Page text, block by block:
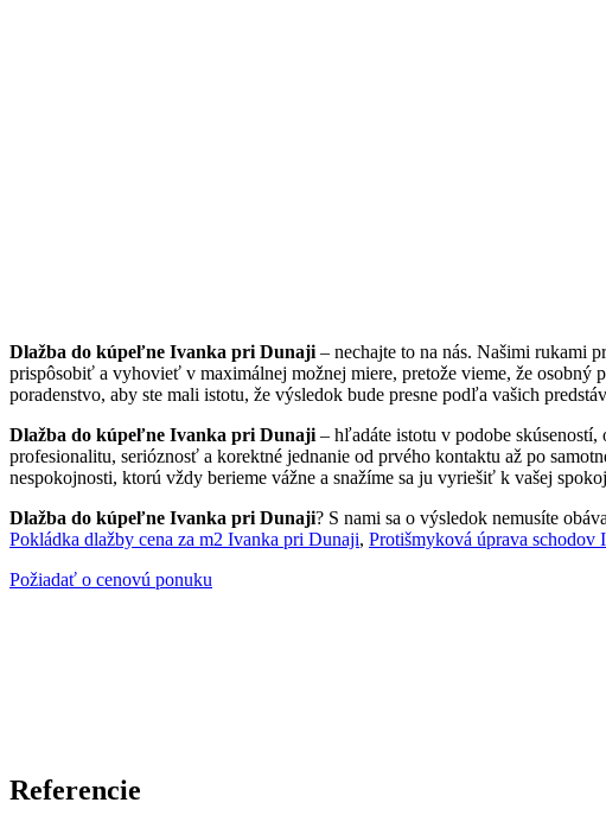
Dlažba do kúpeľne Ivanka pri Dunaji – nechajte to na nás. Našimi rukami
prispôsobiť a vyhovieť v maximálnej možnej miere, pretože vieme, že osobný
poradenstvo, aby ste mali istotu, že výsledok bude presne podľa vašich
Dlažba do kúpeľne Ivanka pri Dunaji – hľadáte istotu v podobe skúseností,
profesionalitu, serióznosť a korektné jednanie od prvého kontaktu až po
nespokojnosti, ktorú vždy berieme vážne a snažíme sa ju vyriešiť k vašej
Dlažba do kúpeľne Ivanka pri Dunaji? S nami sa o výsledok nemusíte
Pokládka dlažby cena za m2 Ivanka pri Dunaji, Protišmyková úprava schodov
Požiadať o cenovú ponuku
Referencie